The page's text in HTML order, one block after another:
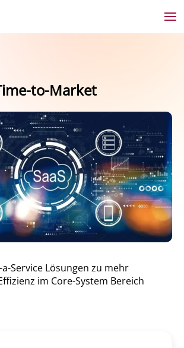
to-Market
Service Lösungen zu mehr
im Core-System Bereich